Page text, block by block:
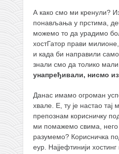
А како смо ми кренули?
понављања у прстима,
можемо то да урадимо
хостГатор прави
и када би направили
знали смо да толико
унапређивали, нисмо
Данас имамо огроман
хвале. Е, ту је настао
препознам корисничку
ми помажемо свима, него
разумемо? Корисничка
еур. Најјефтинији